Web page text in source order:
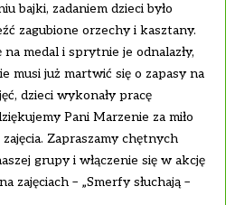
bajki, zadaniem dzieci było
zagubione orzechy i kasztany.
medal i sprytnie je odnalazły,
musi już martwić się o zapasy na
dzieci wykonały pracę
Pani Marzenie za miło
Zapraszamy chętnych
grupy i włączenie się w akcję
zajęciach – „Smerfy słuchają –